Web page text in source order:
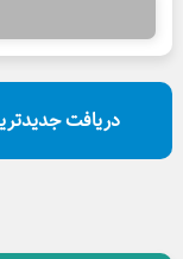
دریافت